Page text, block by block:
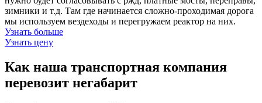
зимники и т.д. Там где начинается сложно-проходимая дорога
мы используем вездеходы и перегружаем реактор на них.
Узнать больше
Узнать цену
Как наша транспортная компания
перевозит негабарит